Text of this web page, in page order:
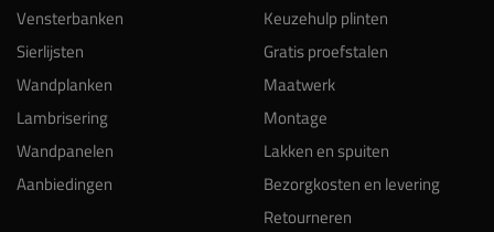
Vensterbanken
Sierlijsten
Wandplanken
Lambrisering
Wandpanelen
Aanbiedingen
Keuzehulp plinten
Gratis proefstalen
Maatwerk
Montage
Lakken en spuiten
Bezorgkosten en levering
Retourneren